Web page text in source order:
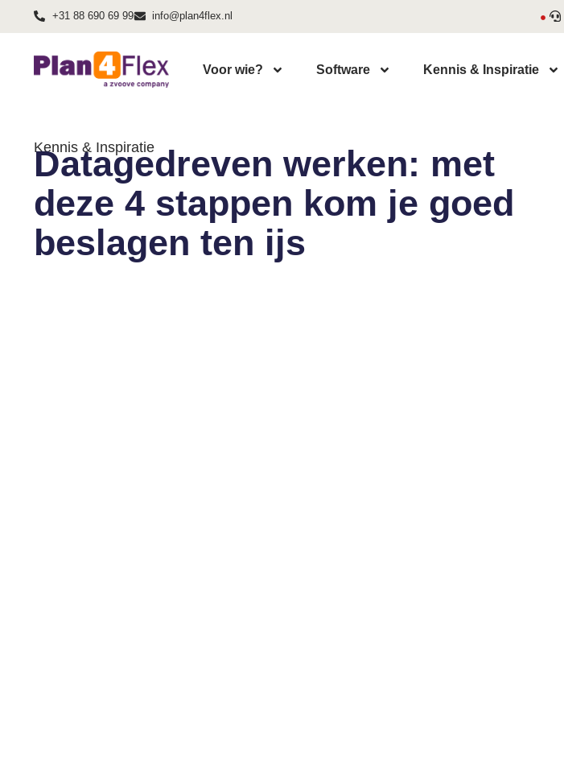
+31 88 690 69 99 info@plan4flex.nl
Voor wie? Software Kennis & Inspiratie
Kennis & Inspiratie
Datagedreven werken: met
deze 4 stappen kom je goed
beslagen ten ijs